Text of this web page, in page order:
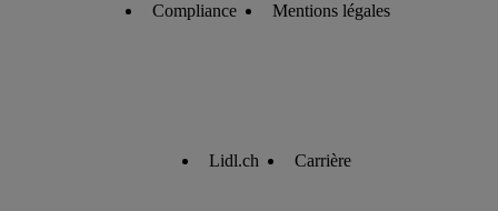
Compliance Mentions légales
Lidl.ch Carrière